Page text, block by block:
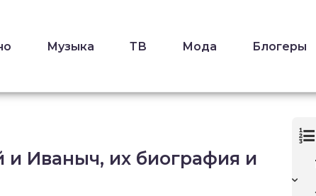
Музыка ТВ Мода Блогеры
и Иваныч, их биография и